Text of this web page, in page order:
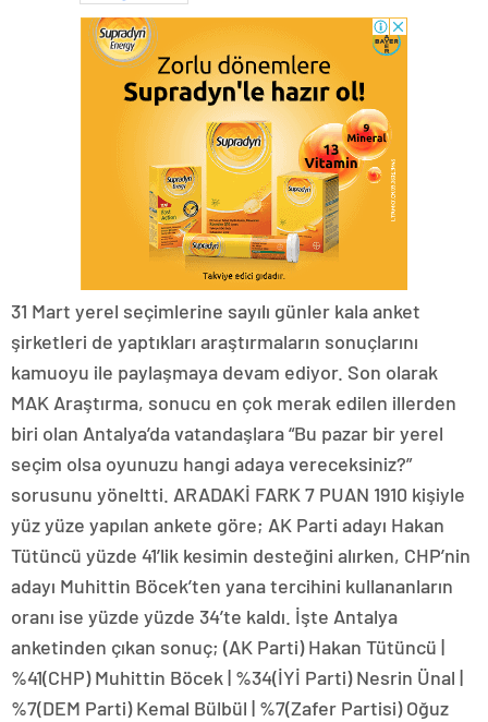
31 Mart yerel seçimlerine sayılı günler kala anket
şirketleri de yaptıkları araştırmaların sonuçlarını
kamuoyu ile paylaşmaya devam ediyor. Son olarak
MAK Araştırma, sonucu en çok merak edilen illerden
biri olan Antalya’da vatandaşlara “Bu pazar bir yerel
seçim olsa oyunuzu hangi adaya vereceksiniz?”
sorusunu yöneltti. ARADAKİ FARK 7 PUAN 1910 kişiyle
yüz yüze yapılan ankete göre; AK Parti adayı Hakan
Tütüncü yüzde 41’lik kesimin desteğini alırken, CHP’nin
adayı Muhittin Böcek’ten yana tercihini kullananların
oranı ise yüzde yüzde 34’te kaldı. İşte Antalya
anketinden çıkan sonuç; (AK Parti) Hakan Tütüncü |
%41(CHP) Muhittin Böcek | %34(İYİ Parti) Nesrin Ünal |
%7(DEM Parti) Kemal Bülbül | %7(Zafer Partisi) Oğuz